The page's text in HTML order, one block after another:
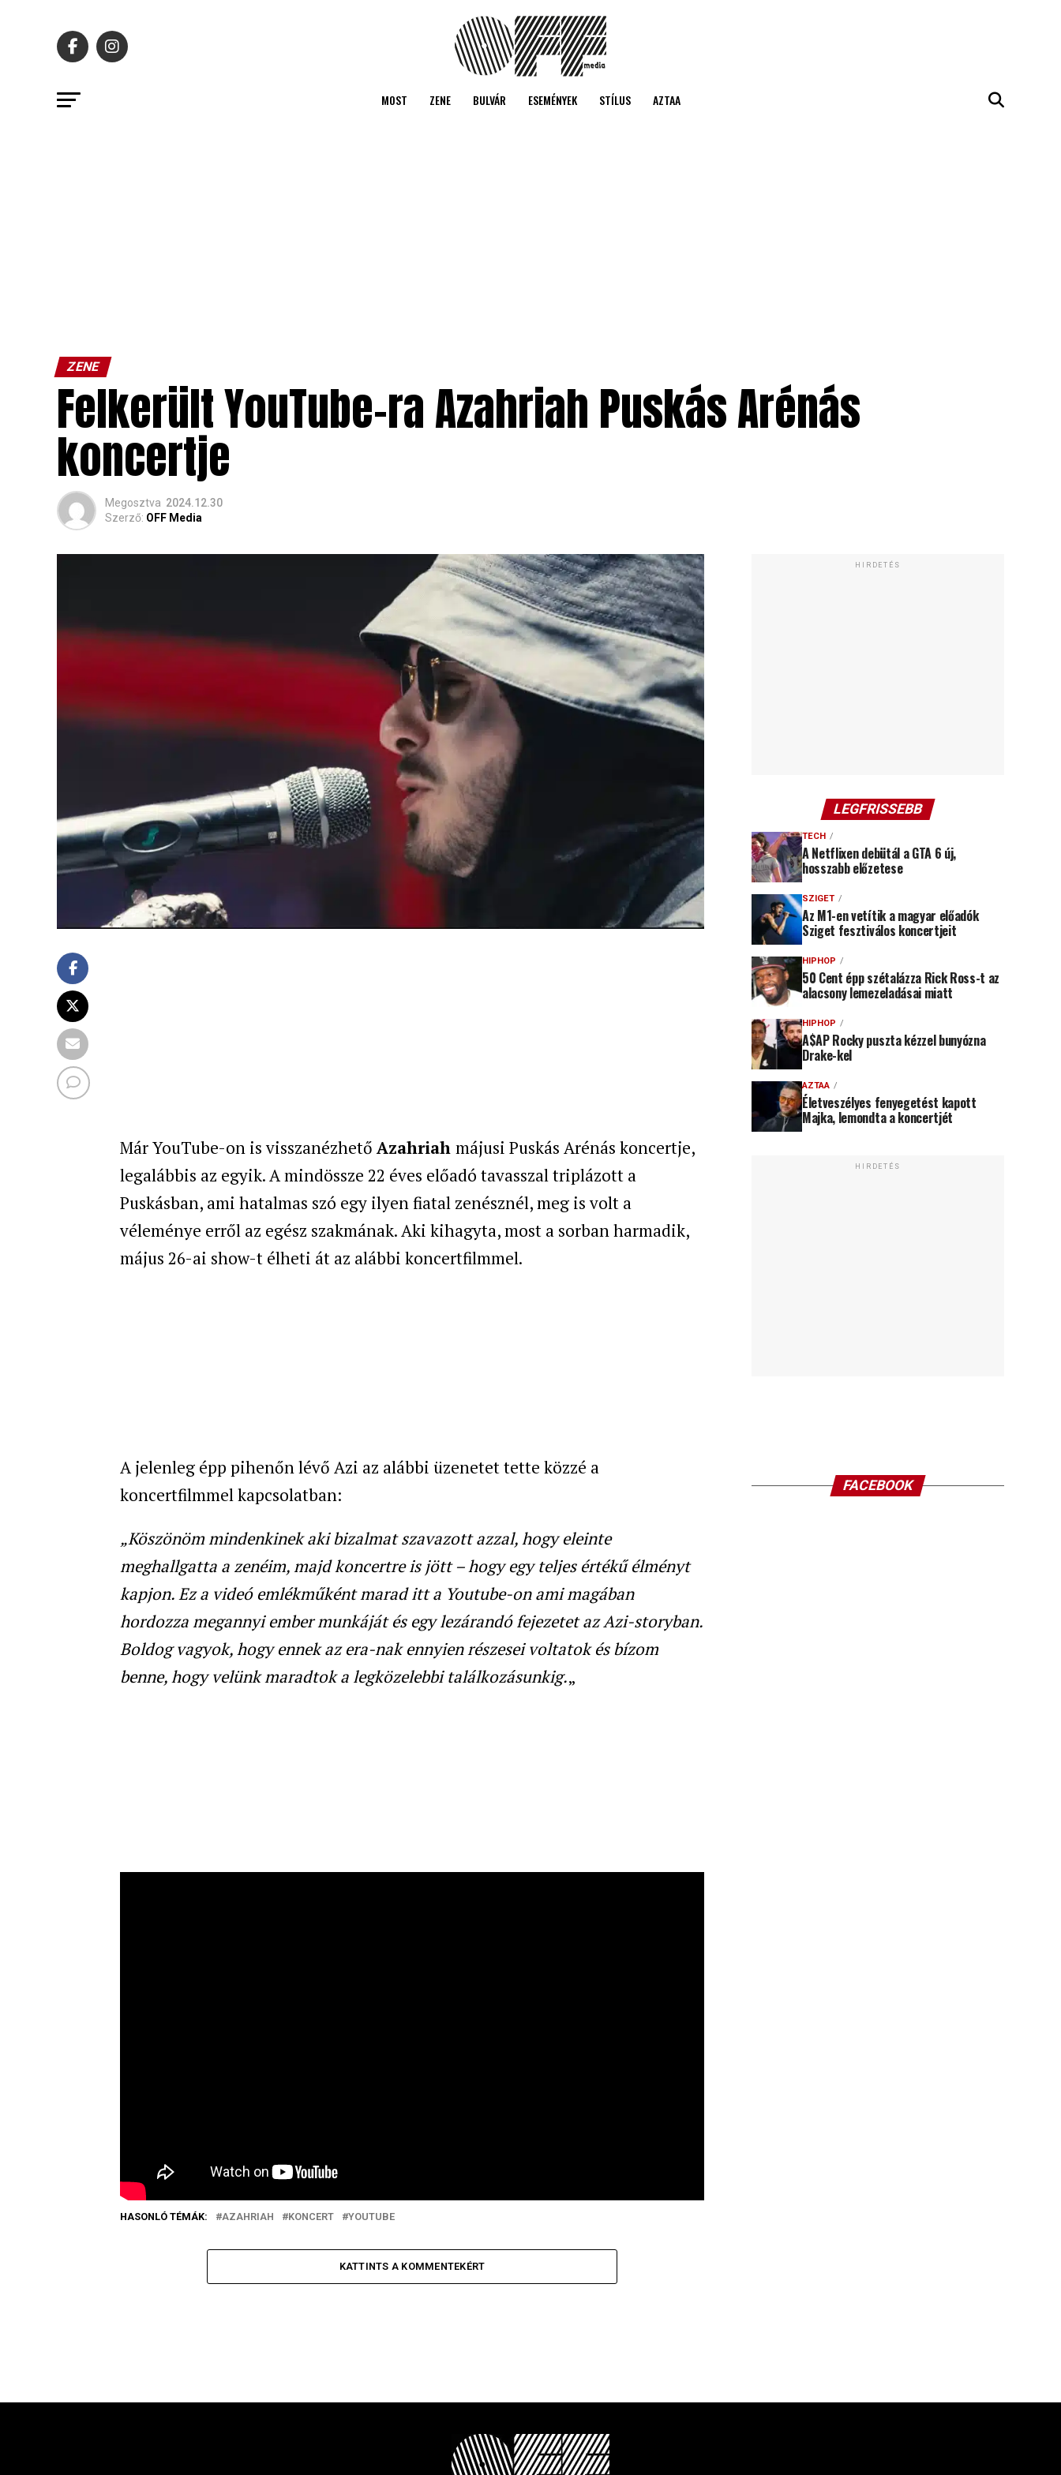
MOST ZENE BULVÁR ESEMÉNYEK STÍLUS AZTAA
ZENE
Felkerült YouTube-ra Azahriah Puskás Arénás
koncertje
Megosztva 2024.12.30
Szerző: OFF Media
Már YouTube-on is visszanézhető Azahriah májusi Puskás Arénás koncertje,
legalábbis az egyik. A mindössze 22 éves előadó tavasszal triplázott a
Puskásban, ami hatalmas szó egy ilyen fiatal zenésznél, meg is volt a
véleménye erről az egész szakmának. Aki kihagyta, most a sorban harmadik,
május 26-ai show-t élheti át az alábbi koncertfilmmel.
A jelenleg épp pihenőn lévő Azi az alábbi üzenetet tette közzé a
koncertfilmmel kapcsolatban:
„Köszönöm mindenkinek aki bizalmat szavazott azzal, hogy eleinte
meghallgatta a zenéim, majd koncertre is jött – hogy egy teljes értékű élményt
kapjon. Ez a videó emlékműként marad itt a Youtube-on ami magában
hordozza megannyi ember munkáját és egy lezárandó fejezetet az Azi-storyban.
Boldog vagyok, hogy ennek az era-nak ennyien részesei voltatok és bízom
benne, hogy velünk maradtok a legközelebbi találkozásunkig.„
HASONLÓ TÉMÁK: AZAHRIAH KONCERT YOUTUBE
KATTINTS A KOMMENTEKÉRT
HIRDETÉS
LEGFRISSEBB
TECH
A Netflixen debütál a GTA 6 új,
hosszabb előzetese
SZIGET
Az M1-en vetítik a magyar előadók
Sziget fesztiválos koncertjeit
HIPHOP
50 Cent épp szétalázza Rick Ross-t az
alacsony lemezeladásai miatt
HIPHOP
A$AP Rocky puszta kézzel bunyózna
Drake-kel
AZTAA
Életveszélyes fenyegetést kapott
Majka, lemondta a koncertjét
HIRDETÉS
FACEBOOK